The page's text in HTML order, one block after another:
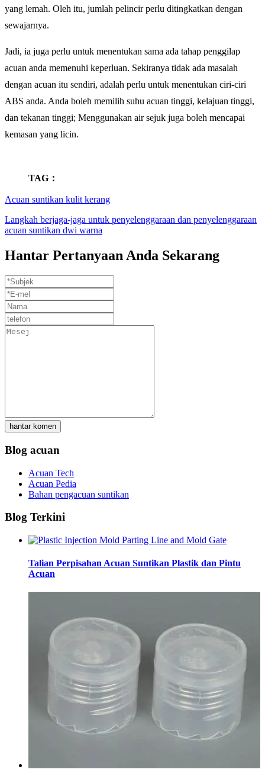
yang lemah. Oleh itu, jumlah pelincir perlu ditingkatkan dengan
sewajarnya.
Jadi, ia juga perlu untuk menentukan sama ada tahap penggilap
acuan anda memenuhi keperluan. Sekiranya tidak ada masalah
dengan acuan itu sendiri, adalah perlu untuk menentukan ciri-ciri
ABS anda. Anda boleh memilih suhu acuan tinggi, kelajuan tinggi,
dan tekanan tinggi; Menggunakan air sejuk juga boleh mencapai
kemasan yang licin.
TAG：
Acuan suntikan kulit kerang
Langkah berjaga-jaga untuk penyelenggaraan dan penyelenggaraan
acuan suntikan dwi warna
Hantar Pertanyaan Anda Sekarang
hantar komen
Blog acuan
Acuan Tech
Acuan Pedia
Bahan pengacuan suntikan
Blog Terkini
Talian Perpisahan Acuan Suntikan Plastik dan Pintu
Acuan